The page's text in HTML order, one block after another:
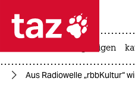
 taz
taz zahl ich
bergsteigen
Aus Radiowelle „rbbKultur“